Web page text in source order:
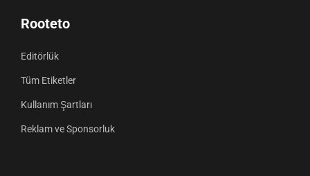
Rooteto
Editörlük
Tüm Etiketler
Kullanım Şartları
Reklam ve Sponsorluk